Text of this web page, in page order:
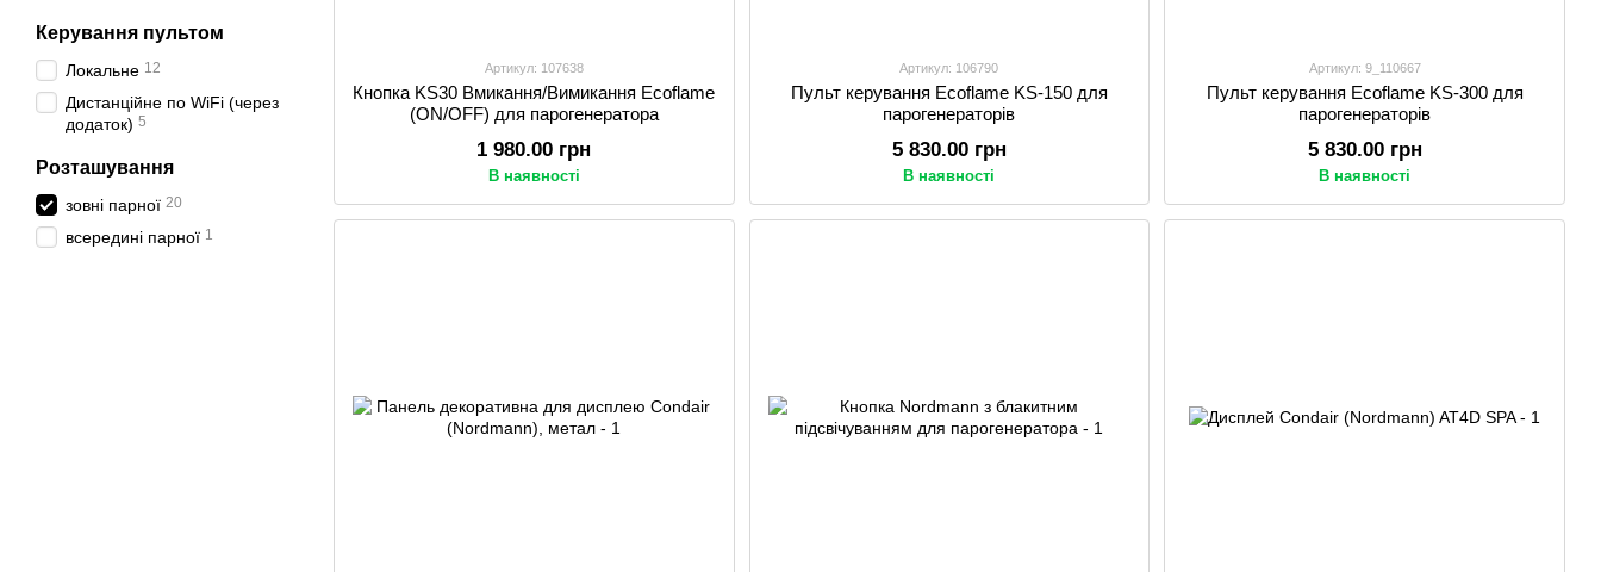
Артикул: 107638
Кнопка KS30 Вмикання/Вимикання Ecoflame
(ON/OFF) для парогенератора
1 980.00 грн
В наявності
Артикул: 106790
Пульт керування Ecoflame KS-150 для
парогенераторів
5 830.00 грн
В наявності
Артикул: 9_110667
Пульт керування Ecoflame KS-300 для
парогенераторів
5 830.00 грн
В наявності
Керування пультом
Локальне 12
Дистанційне по WiFi (через
додаток) 5
Розташування
зовні парної 20
всередині парної 1